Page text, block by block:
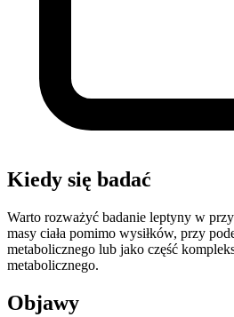
Kiedy się badać
Warto rozważyć badanie leptyny w
masy ciała pomimo wysiłków, przy
metabolicznego lub jako część
metabolicznego.
Objawy